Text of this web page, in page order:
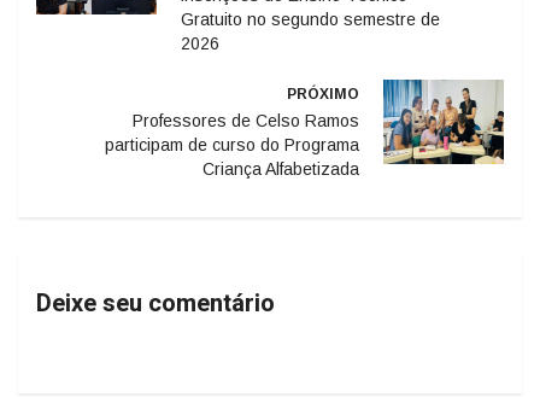
Gratuito no segundo semestre de
2026
PRÓXIMO
Professores de Celso Ramos
participam de curso do Programa
Criança Alfabetizada
Deixe seu comentário